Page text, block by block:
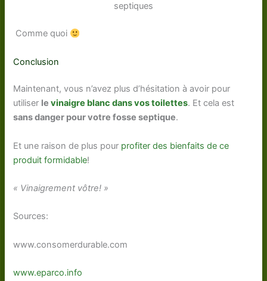
septiques
Comme quoi
Conclusion
Maintenant, vous n’avez plus d’hésitation à avoir pour
utiliser levinaigre blanc dans vos toilettes. Et cela est
sans danger pour votre fosse septique.
Et une raison de plus pour profiter des bienfaits de ce
produit formidable!
« Vinaigrement vôtre! »
Sources:
www.consomerdurable.com
www.eparco.info